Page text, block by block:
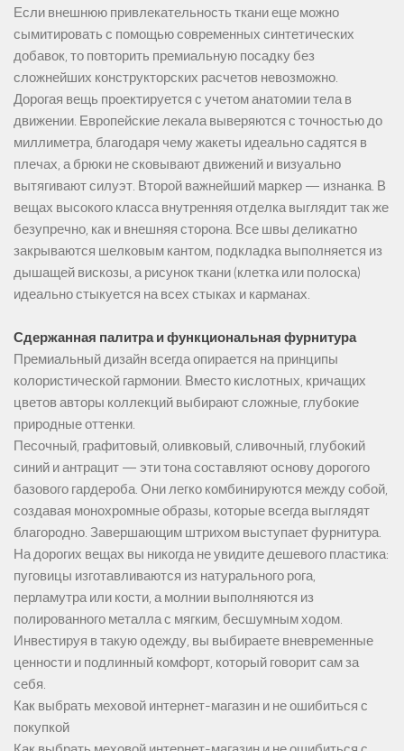
Если внешнюю привлекательность ткани еще можно
сымитировать с помощью современных синтетических
добавок, то повторить премиальную посадку без
сложнейших конструкторских расчетов невозможно.
Дорогая вещь проектируется с учетом анатомии тела в
движении. Европейские лекала выверяются с точностью до
миллиметра, благодаря чему жакеты идеально садятся в
плечах, а брюки не сковывают движений и визуально
вытягивают силуэт. Второй важнейший маркер — изнанка. В
вещах высокого класса внутренняя отделка выглядит так же
безупречно, как и внешняя сторона. Все швы деликатно
закрываются шелковым кантом, подкладка выполняется из
дышащей вискозы, а рисунок ткани (клетка или полоска)
идеально стыкуется на всех стыках и карманах.
Сдержанная палитра и функциональная фурнитура
Премиальный дизайн всегда опирается на принципы
колористической гармонии. Вместо кислотных, кричащих
цветов авторы коллекций выбирают сложные, глубокие
природные оттенки.
Песочный, графитовый, оливковый, сливочный, глубокий
синий и антрацит — эти тона составляют основу дорогого
базового гардероба. Они легко комбинируются между собой,
создавая монохромные образы, которые всегда выглядят
благородно. Завершающим штрихом выступает фурнитура.
На дорогих вещах вы никогда не увидите дешевого пластика:
пуговицы изготавливаются из натурального рога,
перламутра или кости, а молнии выполняются из
полированного металла с мягким, бесшумным ходом.
Инвестируя в такую одежду, вы выбираете вневременные
ценности и подлинный комфорт, который говорит сам за
себя.
Как выбрать меховой интернет-магазин и не ошибиться с
покупкой